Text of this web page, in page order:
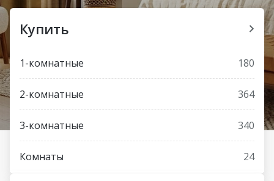
Купить
1-комнатные 180
2-комнатные 364
3-комнатные 340
Комнаты 24